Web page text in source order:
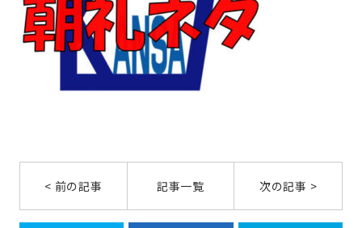
< 前の記事 記事一覧 次の記事 >